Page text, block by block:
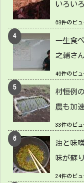
いろいろ
68件のビュ
一生食
之輔さ
46件のビュ
村恒例
農も加
33件のビュ
油と味
味が蘇
24件のビュ